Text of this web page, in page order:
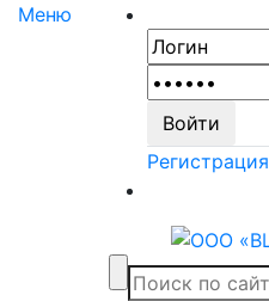
Меню
Регистрация